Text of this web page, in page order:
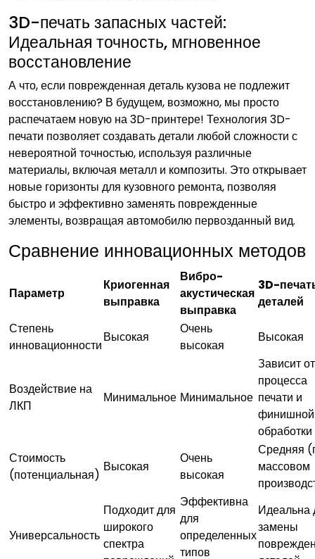
3D-печать запасных частей:
Идеальная точность, мгновенное
восстановление
А что, если поврежденная деталь кузова не подлежит
восстановлению? В будущем, возможно, мы просто
распечатаем новую на 3D-принтере! Технология 3D-
печати позволяет создавать детали любой сложности с
невероятной точностью, используя различные
материалы, включая металл и композиты. Это открывает
новые горизонты для кузовного ремонта, позволяя
быстро и эффективно заменять поврежденные
элементы, возвращая автомобилю первозданный вид.
Сравнение инновационных методов
Параметр
Криогенная
выправка
Вибро-
акустическая
выправка
3D-
деталей
Степень
инновационности
Высокая
Очень
высокая
Высокая
Воздействие на
ЛКП
Минимальное Минимальное
Зависит от
процесса
печати и
финишной
обработки
Стоимость
(потенциальная)
Высокая
Очень
высокая
Средняя
массовом
Универсальность
Подходит для
широкого
спектра
Эффективна
для
определенных
типов
Идеальна
замены